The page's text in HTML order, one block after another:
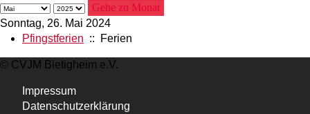
Gehe zu Monat
Sonntag, 26. Mai 2024
Pfingstferien :: Ferien
© CVJM Bietigheim e.V.
Impressum
Datenschutzerklärung